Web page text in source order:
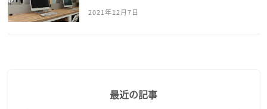
2021年12月7日
最近の記事